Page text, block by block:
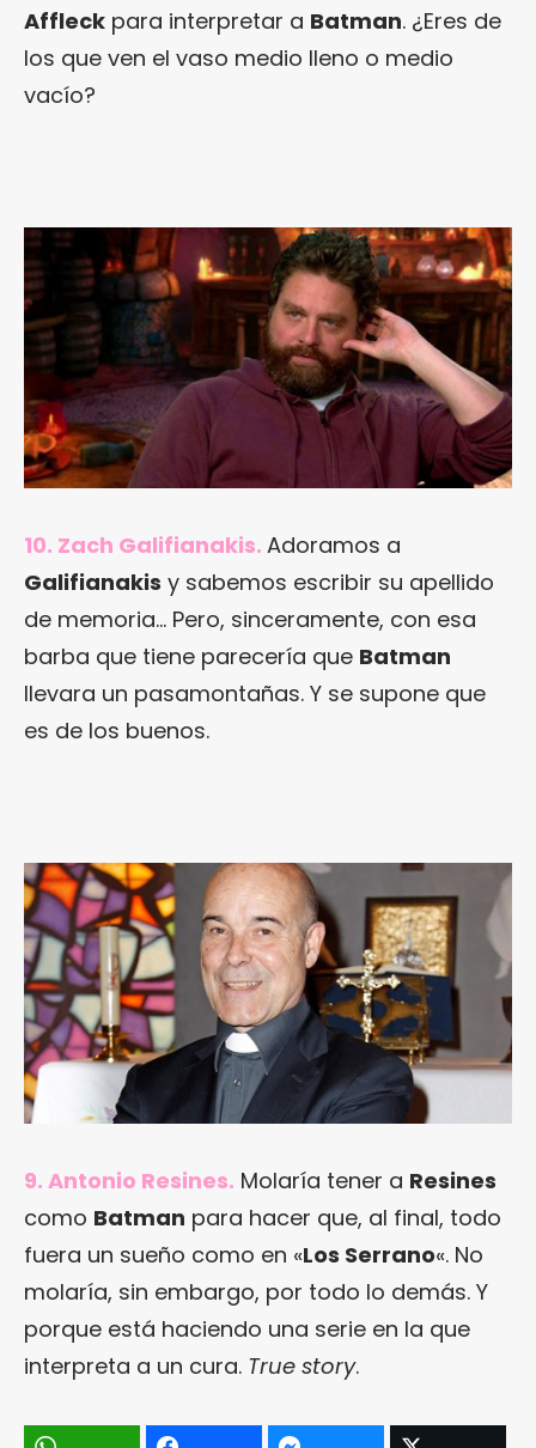
Affleck para interpretar a Batman. ¿Eres de
los que ven el vaso medio lleno o medio
vacío?
10. Zach Galifianakis. Adoramos a
Galifianakis y sabemos escribir su apellido
de memoria… Pero, sinceramente, con esa
barba que tiene parecería que Batman
llevara un pasamontañas. Y se supone que
es de los buenos.
9. Antonio Resines. Molaría tener a Resines
como Batman para hacer que, al final, todo
fuera un sueño como en «Los Serrano«. No
molaría, sin embargo, por todo lo demás. Y
porque está haciendo una serie en la que
interpreta a un cura. True story.